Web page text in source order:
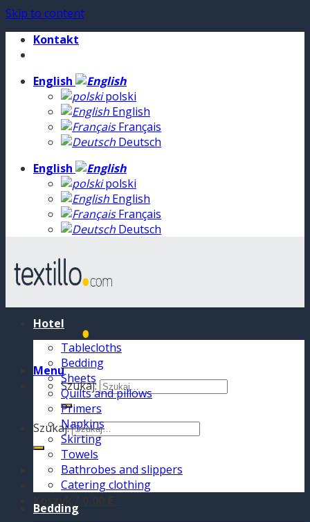
Skip to content
Kontakt
English
polski
English
Français
Deutsch
English
polski
English
Français
Deutsch
Menu
Szukaj:
Szukaj:
Koszyk /
Hotel
Tablecloths
Bedding
Sheets
Quilts and pillows
Primers
Napkins
Skirting
Towels
Bathrobes and slippers
Catering clothing
Bedding